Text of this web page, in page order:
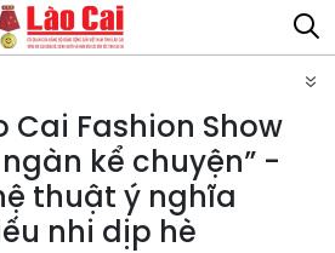
Cai Fashion Show
kể chuyện” -
thuật ý nghĩa
nhi dịp hè